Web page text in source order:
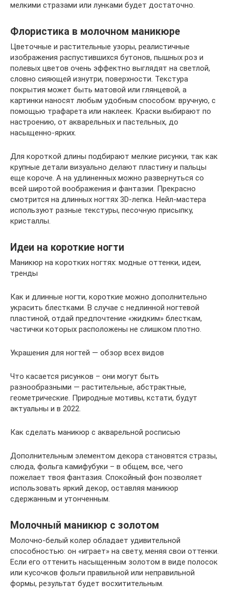
мелкими стразами или лунками будет достаточно.
Флористика в молочном маникюре
Цветочные и растительные узоры, реалистичные
изображения распустившихся бутонов, пышных роз и
полевых цветов очень эффектно выглядят на светлой,
словно сияющей изнутри, поверхности. Текстура
покрытия может быть матовой или глянцевой, а
картинки наносят любым удобным способом: вручную, с
помощью трафарета или наклеек. Краски выбирают по
настроению, от акварельных и пастельных, до
насыщенно-ярких.
Для короткой длины подбирают мелкие рисунки, так как
крупные детали визуально делают пластину и пальцы
еще короче. А на удлиненных можно развернуться со
всей широтой воображения и фантазии. Прекрасно
смотрится на длинных ногтях 3D-лепка. Нейл-мастера
используют разные текстуры, песочную присыпку,
кристаллы.
Идеи на короткие ногти
Маникюр на коротких ногтях: модные оттенки, идеи,
тренды
Как и длинные ногти, короткие можно дополнительно
украсить блестками. В случае с недлинной ногтевой
пластиной, отдай предпочтение «жидким» блесткам,
частички которых расположены не слишком плотно.
Украшения для ногтей — обзор всех видов
Что касается рисунков – они могут быть
разнообразными — растительные, абстрактные,
геометрические. Природные мотивы, кстати, будут
актуальны и в 2022.
Как сделать маникюр с акварельной росписью
Дополнительным элементом декора становятся стразы,
слюда, фольга камифубуки – в общем, все, чего
пожелает твоя фантазия. Спокойный фон позволяет
использовать яркий декор, оставляя маникюр
сдержанным и утонченным.
Молочный маникюр с золотом
Молочно-белый колер обладает удивительной
способностью: он «играет» на свету, меняя свои оттенки.
Если его оттенить насыщенным золотом в виде полосок
или кусочков фольги правильной или неправильной
формы, результат будет восхитительным.